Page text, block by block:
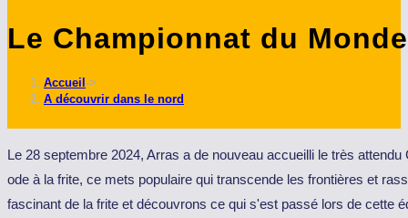
ce
Le Championnat du
Accueil ->
A découvrir dans le nord
Le 28 septembre 2024, Arras a de nouveau accueilli le très
ode à la frite, ce mets populaire qui transcende les frontières et
fascinant de la frite et découvrons ce qui s'est passé lors de cette